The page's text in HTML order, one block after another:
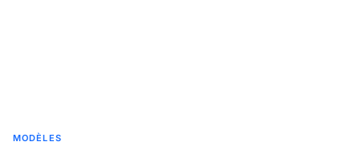
MODÈLES